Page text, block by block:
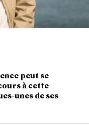
peut se
à cette
unes de ses